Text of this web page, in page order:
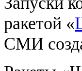
ракетой «
СМИ